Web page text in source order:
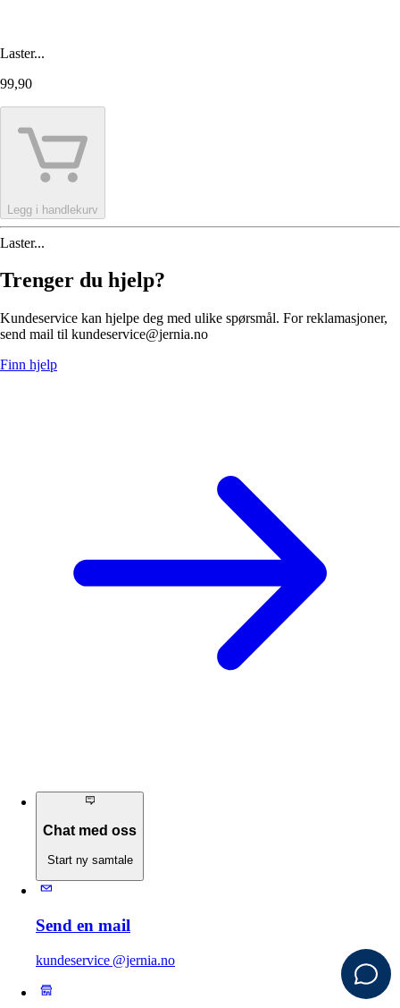
Laster...
99,90
Legg i handlekurv
Laster...
Trenger du hjelp?
Kundeservice kan hjelpe deg med ulike spørsmål. For reklamasjoner,
send mail til kundeservice@jernia.no
Finn hjelp
Chat med oss
Start ny samtale
Send en mail
kundeservice @jernia.no